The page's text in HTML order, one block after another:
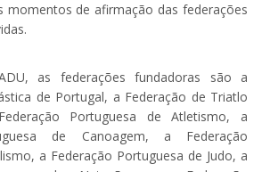
momentos de afirmação das federações
as federações fundadoras são a
de Portugal, a Federação de Triatlo
Portuguesa de Atletismo, a
de Canoagem, a Federação
a Federação Portuguesa de Judo, a